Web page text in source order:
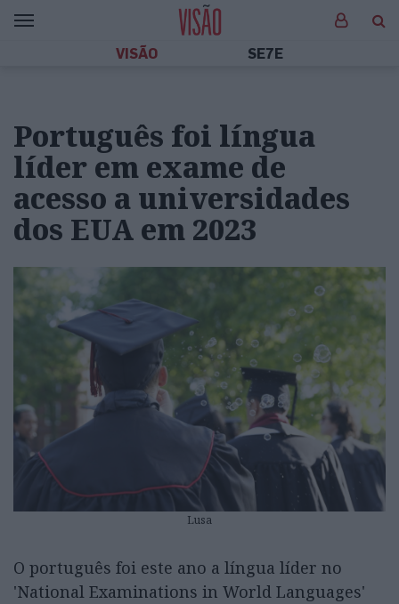
VISÃO SE7E
Português foi língua
líder em exame de
acesso a universidades
dos EUA em 2023
Lusa
O português foi este ano a língua líder no
'National Examinations in World Languages'